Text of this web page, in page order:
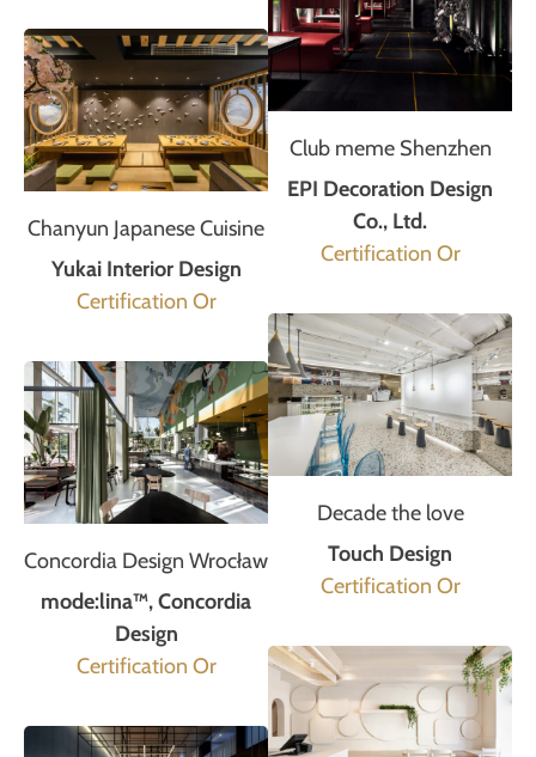
Chanyun Japanese Cuisine
Yukai Interior Design
Certification Or
Concordia Design Wrocław
mode:lina™, Concordia
Design
Certification Or
Club meme Shenzhen
EPI Decoration Design
Co., Ltd.
Certification Or
Decade the love
Touch Design
Certification Or